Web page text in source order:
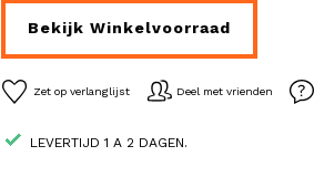
Bekijk Winkelvoorraad
Zet op verlanglijst Deel met vrienden
LEVERTIJD 1 A 2 DAGEN.